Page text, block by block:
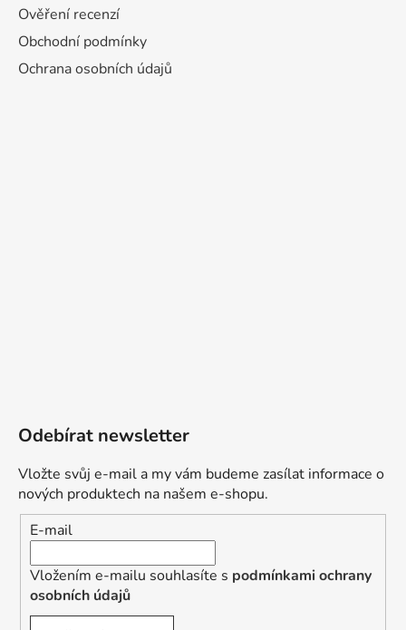
Ověření recenzí
Obchodní podmínky
Ochrana osobních údajů
Odebírat newsletter
Vložte svůj e-mail a my vám budeme zasílat informace o
nových produktech na našem e-shopu.
E-mail
Vložením e-mailu souhlasíte s podmínkami ochrany
osobních údajů